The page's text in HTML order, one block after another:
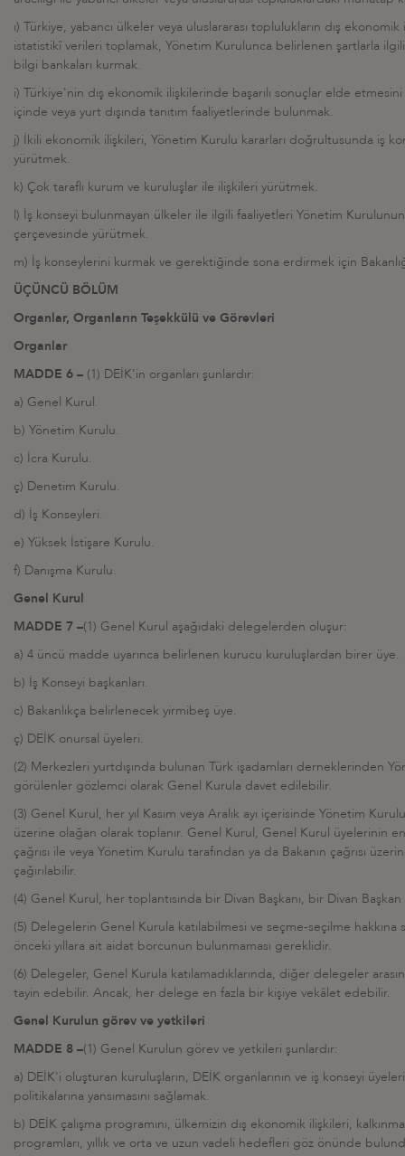
ı) Türkiye, yabancı ülkeler veya uluslararası toplulukların dış
istatistikî verileri toplamak, Yönetim Kurulunca belirlenen şartlarla
bilgi bankaları kurmak.
i) Türkiye'nin dış ekonomik ilişkilerinde başarılı sonuçlar elde
içinde veya yurt dışında tanıtım faaliyetlerinde bulunmak.
j) İkili ekonomik ilişkileri, Yönetim Kurulu kararları doğrultusunda iş
yürütmek.
k) Çok taraflı kurum ve kuruluşlar ile ilişkileri yürütmek.
l) İş konseyi bulunmayan ülkeler ile ilgili faaliyetleri Yönetim
çerçevesinde yürütmek.
m) İş konseylerini kurmak ve gerektiğinde sona erdirmek için
ÜÇÜNCÜ BÖLÜM
Organlar, Organların Teşekkülü ve Görevleri
Organlar
MADDE 6 – (1) DEİK'in organları şunlardır:
a) Genel Kurul.
b) Yönetim Kurulu.
c) İcra Kurulu.
ç) Denetim Kurulu.
d) İş Konseyleri.
e) Yüksek İstişare Kurulu.
f) Danışma Kurulu.
Genel Kurul
MADDE 7 –(1) Genel Kurul aşağıdaki delegelerden oluşur:
a) 4 üncü madde uyarınca belirlenen kurucu kuruluşlardan birer üye.
b) İş Konseyi başkanları.
c) Bakanlıkça belirlenecek yirmibeş üye.
ç) DEİK onursal üyeleri.
(2) Merkezleri yurtdışında bulunan Türk işadamları derneklerinden
görülenler gözlemci olarak Genel Kurula davet edilebilir.
(3) Genel Kurul, her yıl Kasım veya Aralık ayı içerisinde Yönetim Kurulu
üzerine olağan olarak toplanır. Genel Kurul, Genel Kurul üyelerinin en
çağrısı ile veya Yönetim Kurulu tarafından ya da Bakanın çağrısı
çağırılabilir.
(4) Genel Kurul, her toplantısında bir Divan Başkanı, bir Divan
(5) Delegelerin Genel Kurula katılabilmesi ve seçme-seçilme
önceki yıllara ait aidat borcunun bulunmaması gereklidir.
(6) Delegeler, Genel Kurula katılamadıklarında, diğer delegeler
tayin edebilir. Ancak, her delege en fazla bir kişiye vekâlet edebilir.
Genel Kurulun görev ve yetkileri
MADDE 8 –(1) Genel Kurulun görev ve yetkileri şunlardır:
a) DEİK'i oluşturan kuruluşların, DEİK organlarının ve iş konseyi
politikalarına yansımasını sağlamak.
b) DEİK çalışma programını, ülkemizin dış ekonomik ilişkileri,
programları, yıllık ve orta ve uzun vadeli hedefleri göz önünde